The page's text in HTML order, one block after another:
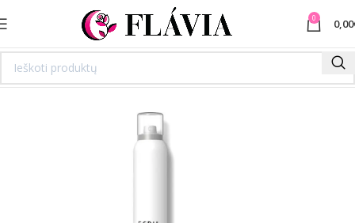
0 0,00